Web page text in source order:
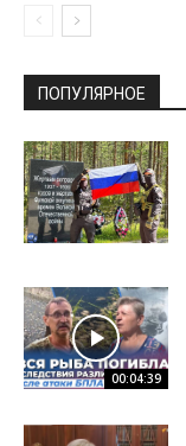
ПОПУЛЯРНОЕ
00:04:39